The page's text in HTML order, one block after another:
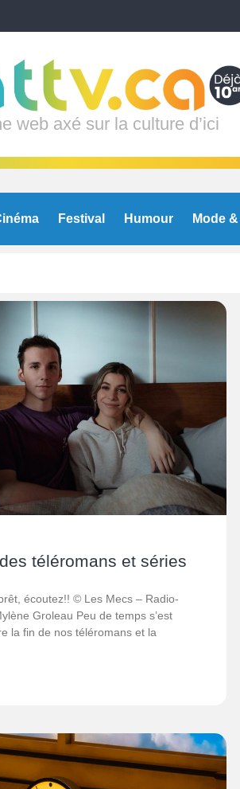
web axé sur la culture d’ici
Festival Humour Mode
téléromans et séries
écoutez!! © Les Mecs – Radio-
Groleau Peu de temps s’est
la fin de nos téléromans et la